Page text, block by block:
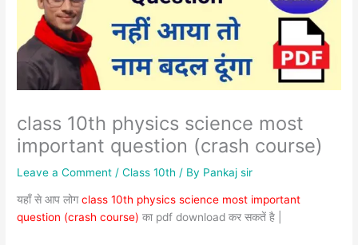
class 10th physics science most
important question (crash course)
Leave a Comment /Class 10th / By Pankaj sir
यहाँ से आप लोगclass 10th physics science most important
question (crash course) का pdf download कर सकतें है |